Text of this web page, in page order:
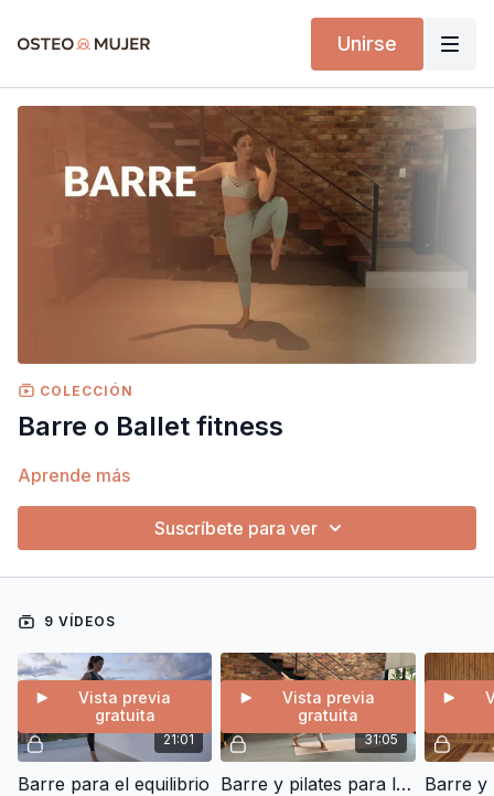
Unirse
COLECCIÓN
Barre o Ballet fitness
Aprende más
Suscríbete para ver
9 VÍDEOS
21:01
Vista previa
gratuita
Barre para el equilibrio
31:05
Vista previa
gratuita
Barre y pilates para la movilidad y postura Barre y